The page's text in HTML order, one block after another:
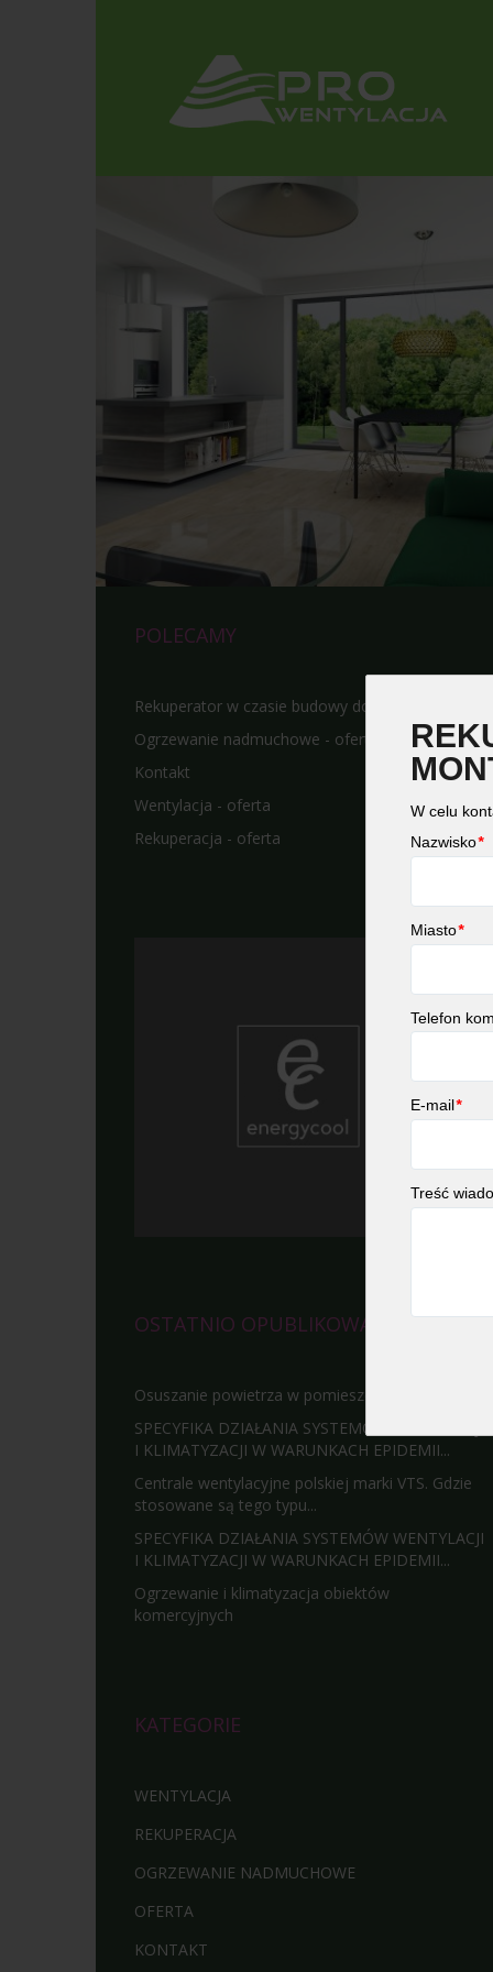
POLECAMY
Rekuperator w czasie budowy domu
Ogrzewanie nadmuchowe - oferta
Kontakt
Wentylacja - oferta
Rekuperacja - oferta
OSTATNIO OPUBLIKOWALIŚMY
Osuszanie powietrza w pomieszczeniach
SPECYFIKA DZIAŁANIA SYSTEMÓW WENTYLACJI
I KLIMATYZACJI W WARUNKACH EPIDEMII...
Centrale wentylacyjne polskiej marki VTS. Gdzie
stosowane są tego typu...
SPECYFIKA DZIAŁANIA SYSTEMÓW WENTYLACJI
I KLIMATYZACJI W WARUNKACH EPIDEMII...
Ogrzewanie i klimatyzacja obiektów
komercyjnych
KATEGORIE
WENTYLACJA
REKUPERACJA
OGRZEWANIE NADMUCHOWE
OFERTA
KONTAKT
W celu
Nazwisko*
Miasto*
Telefon
E-mail*
Treść